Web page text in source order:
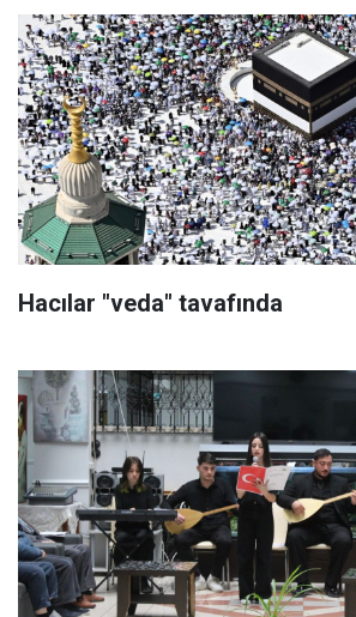
Hacılar "veda" tavafında